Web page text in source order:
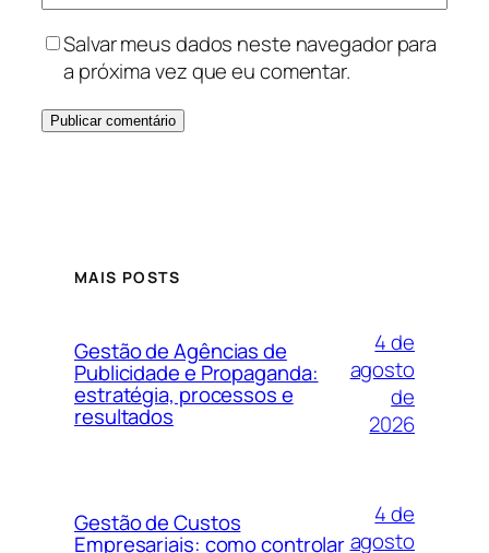
Salvar meus dados neste navegador para
a próxima vez que eu comentar.
MAIS POSTS
Gestão de Agências de
Publicidade e Propaganda:
estratégia, processos e
resultados
4 de
agosto
de
2026
Gestão de Custos
Empresariais: como controlar
4 de
agosto